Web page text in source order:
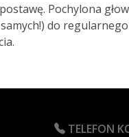
Pochylona
do
TELEFON